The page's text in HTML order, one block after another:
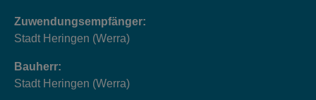
Zuwendungsempfänger:
Stadt Heringen (Werra)
Bauherr:
Stadt Heringen (Werra)